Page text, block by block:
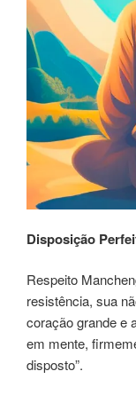
Disposição
Respeito
resistência, sua
coração grande e
em mente,
disposto”.